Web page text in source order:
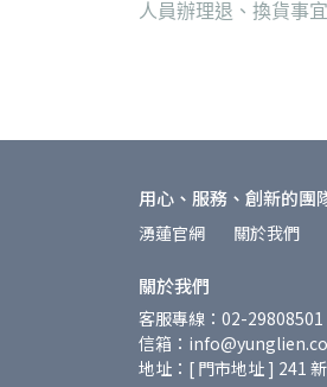
人員辦理退、換貨事
用心、服務、創新的團
湧蓮官網 關於我們
關於我們
客服專線：02-29808501
信箱：
地址：[ 門市地址 ] 241